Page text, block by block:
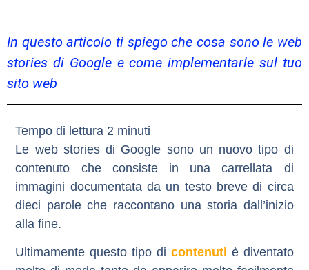
In questo articolo ti spiego che cosa sono le web
stories di Google e come implementarle sul tuo
sito web
Le web stories di Google sono un nuovo tipo di
contenuto che consiste in una carrellata di
immagini documentata da un testo breve di circa
dieci parole che raccontano una storia dall’inizio
alla fine.
Ultimamente questo tipo di contenuti è diventato